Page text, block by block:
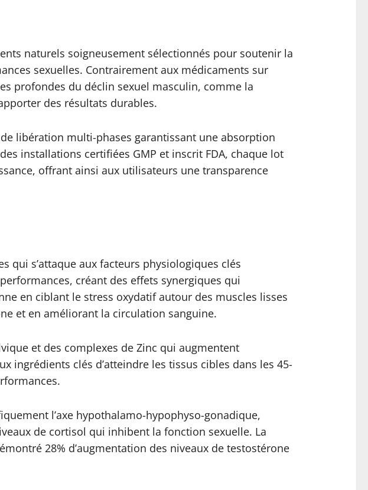
naturels soigneusement sélectionnés pour soutenir la
sexuelles. Contrairement aux médicaments sur
profondes du déclin sexuel masculin, comme la
des résultats durables.
libération multi-phases garantissant une absorption
installations certifiées GMP et inscrit FDA, chaque lot
offrant ainsi aux utilisateurs une transparence
s’attaque aux facteurs physiologiques clés
créant des effets synergiques qui
en ciblant le stress oxydatif autour des muscles lisses
et en améliorant la circulation sanguine.
et des complexes de Zinc qui augmentent
ingrédients clés d’atteindre les tissus cibles dans les 45-
l’axe hypothalamo-hypophyso-gonadique,
de cortisol qui inhibent la fonction sexuelle. La
28% d’augmentation des niveaux de testostérone